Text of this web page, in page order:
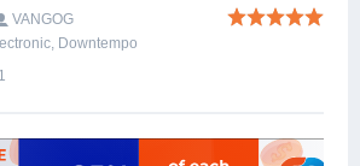
VANGOG
, Downtempo
1